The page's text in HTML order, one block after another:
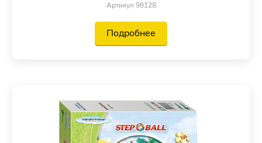
Артикул 98128
Подробнее